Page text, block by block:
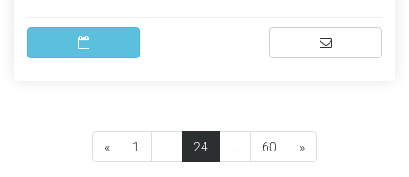
« 1 24(current) 60 »